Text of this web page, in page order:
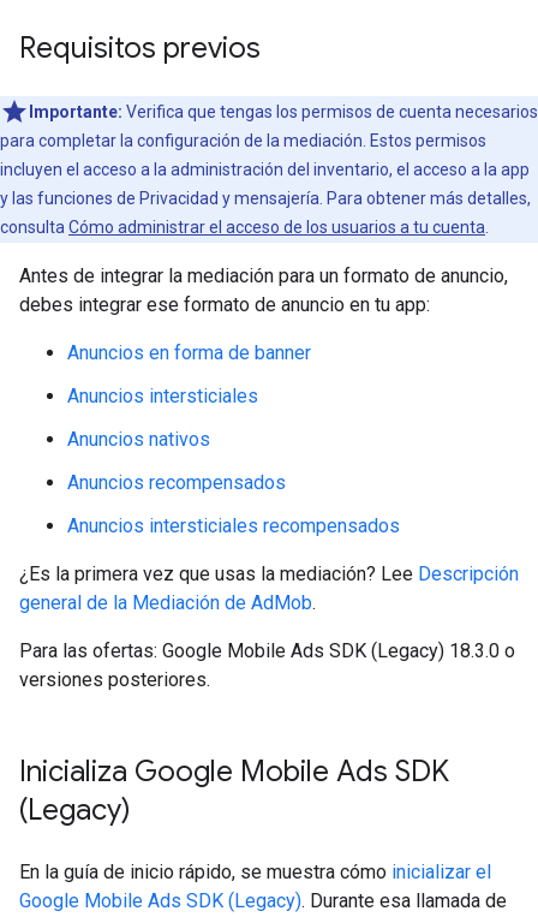
Requisitos previos
Importante: Verifica que tengas los permisos de cuenta necesarios
para completar la configuración de la mediación. Estos permisos
incluyen el acceso a la administración del inventario, el acceso a la app
y las funciones de Privacidad y mensajería. Para obtener más detalles,
consulta Cómo administrar el acceso de los usuarios a tu cuenta
Antes de integrar la mediación para un formato de anuncio,
debes integrar ese formato de anuncio en tu app:
Anuncios en forma de banner
Anuncios intersticiales
Anuncios nativos
Anuncios recompensados
Anuncios intersticiales recompensados
¿Es la primera vez que usas la mediación? Lee Descripción
general de la Mediación de AdMob.
Para las ofertas: Google Mobile Ads SDK (Legacy) 18.3.0 o
versiones posteriores.
Inicializa Google Mobile Ads SDK
(Legacy)
En la guía de inicio rápido, se muestra cómo inicializar el
Google Mobile Ads SDK (Legacy). Durante esa llamada de